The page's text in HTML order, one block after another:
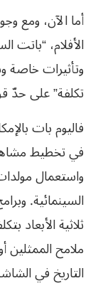
أما الآن، ومع
الأفلام، “باتت
وتأثيرات خاصة
تكلفة” على حدّ
فاليوم بات
في تخطيط
واستعمال
السينمائية.
ثلاثية الأبعاد
ملامح
التاريخ في